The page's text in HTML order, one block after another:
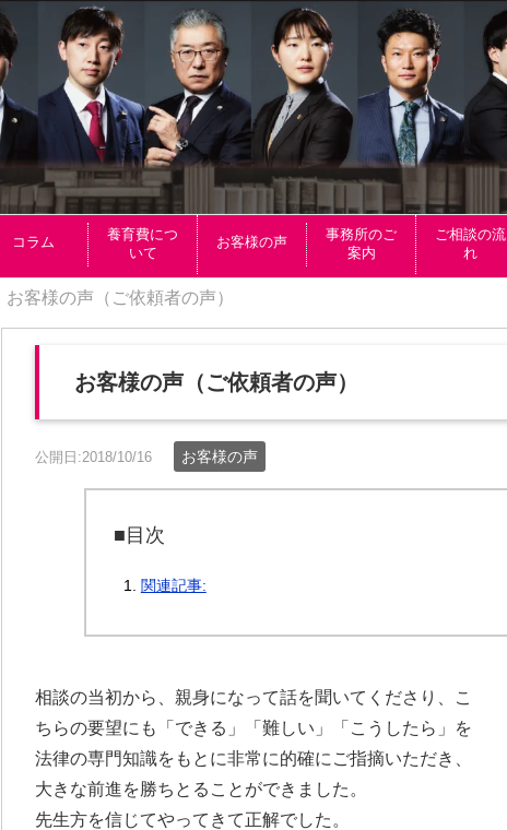
コラム
養育費につ
いて
お客様の声
事務所のご
案内
ご相談の流
れ
お客様の声（ご依頼者の声）
お客様の声（ご依頼者の声）
公開日:2018/10/16 お客様の声
■目次
関連記事:
相談の当初から、親身になって話を聞いてくださり、こ
ちらの要望にも「できる」「難しい」「こうしたら」を
法律の専門知識をもとに非常に的確にご指摘いただき、
大きな前進を勝ちとることができました。
先生方を信じてやってきて正解でした。